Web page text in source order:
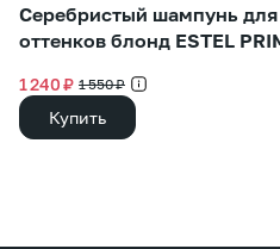
Серебристый шампунь
оттенков блонд ESTEL
1 240 ₽ 1 550 ₽
Купить